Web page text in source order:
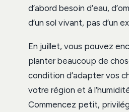
d’abord besoin d’eau,
d’un sol vivant, pas d’un
En juillet, vous pouvez
planter beaucoup de
condition d’adapter vos
votre région et à
Commencez petit,